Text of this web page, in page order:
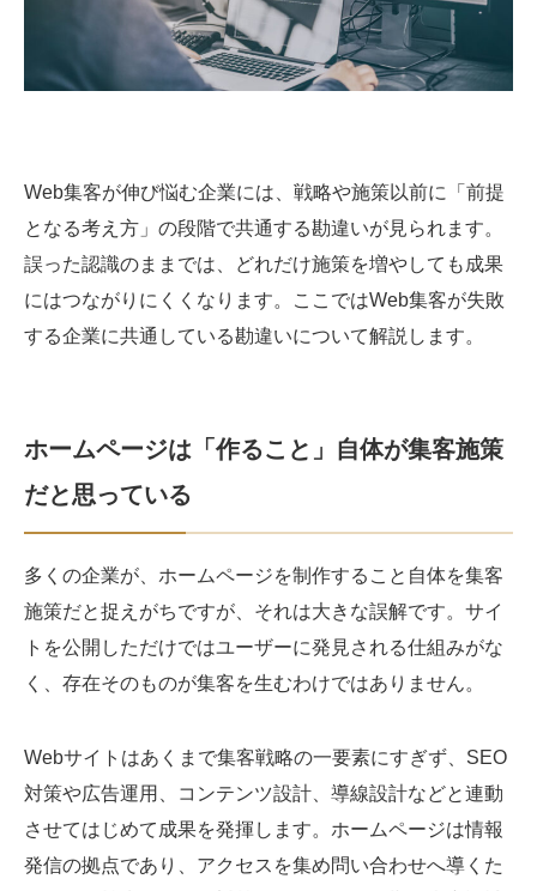
Web集客が伸び悩む企業には、戦略や施策以前に「前提
となる考え方」の段階で共通する勘違いが見られます。
誤った認識のままでは、どれだけ施策を増やしても成果
にはつながりにくくなります。ここではWeb集客が失敗
する企業に共通している勘違いについて解説します。
ホームページは「作ること」自体が集客施策
だと思っている
多くの企業が、ホームページを制作すること自体を集客
施策だと捉えがちですが、それは大きな誤解です。サイ
トを公開しただけではユーザーに発見される仕組みがな
く、存在そのものが集客を生むわけではありません。
Webサイトはあくまで集客戦略の一要素にすぎず、SEO
対策や広告運用、コンテンツ設計、導線設計などと連動
させてはじめて成果を発揮します。ホームページは情報
発信の拠点であり、アクセスを集め問い合わせへ導くた